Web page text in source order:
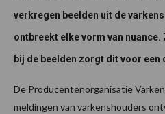
verkregen beelden uit de
ontbreekt elke vorm van
bij de beelden zorgt dit voor
De Producentenorganisatie
meldingen van varkenshouders